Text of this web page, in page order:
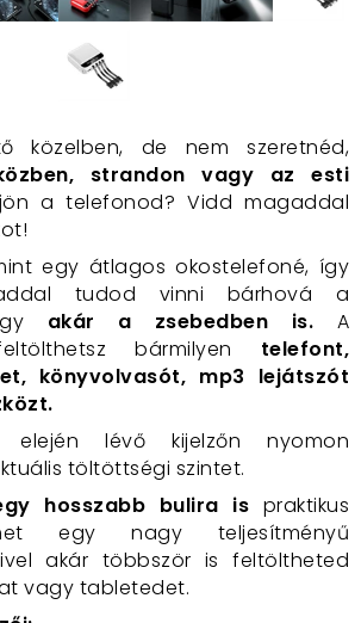
közelben, de nem szeretnéd,
strandon vagy az esti
a telefonod? Vidd magaddal
egy átlagos okostelefoné, így
tudod vinni bárhová a
akár a zsebedben is. A
bármilyen telefont,
könyvolvasót, mp3 lejátszót
elején lévő kijelzőn nyomon
töltöttségi szintet.
hosszabb bulira is praktikus
egy nagy teljesítményű
akár többször is feltöltheted
vagy tabletedet.